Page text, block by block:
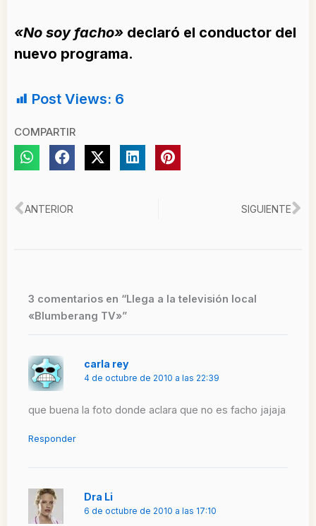
«No soy facho» declaró el conductor del
nuevo programa.
Post Views: 6
COMPARTIR
Ant
ANTERIOR SIGUIENTE
3 comentarios en “Llega a la televisión local
«Blumberang TV»”
carla rey
4 de octubre de 2010 a las 22:39
que buena la foto donde aclara que no es facho jajaja
Responder
Dra Li
6 de octubre de 2010 a las 17:10